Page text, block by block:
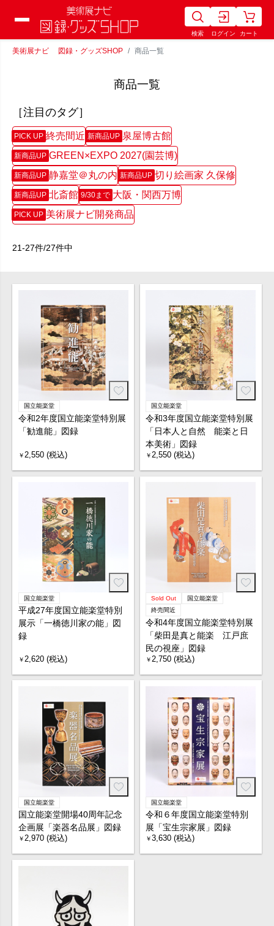
検索 ログイン カート
美術展ナビ 図録・グッズSHOP 商品一覧
商品一覧
［注目のタグ］
PICK UP 終売間近 新商品UP 泉屋博古館
新商品UP GREEN×EXPO 2027(園芸博)
新商品UP 静嘉堂＠丸の内 新商品UP 切り絵画家 久保修
新商品UP 北斎館 9/30まで 大阪・関西万博
PICK UP 美術展ナビ開発商品
21-27件/27件中
国立能楽堂
令和2年度国立能楽堂特別展
「勧進能」図録
￥ 2,550 (税込)
国立能楽堂
令和3年度国立能楽堂特別展
「日本人と自然 能楽と日
本美術」図録
￥ 2,550 (税込)
国立能楽堂
平成27年度国立能楽堂特別
展示「一橋徳川家の能」図
録
￥ 2,620 (税込)
Sold Out
国立能楽堂
終売間近
令和4年度国立能楽堂特別展
「柴田是真と能楽 江戸庶
民の視座」図録
￥ 2,750 (税込)
国立能楽堂
国立能楽堂開場40周年記念
企画展「楽器名品展」図録
￥2,970 (税込)
国立能楽堂
令和６年度国立能楽堂特別
展「宝生宗家展」図録
￥3,630 (税込)